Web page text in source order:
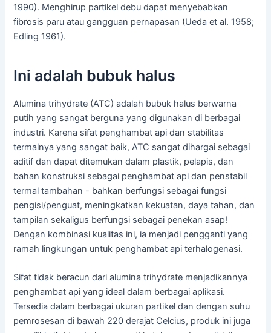
1990). Menghirup partikel debu dapat menyebabkan
fibrosis paru atau gangguan pernapasan (Ueda et al. 1958;
Edling 1961).
Ini adalah bubuk halus
Alumina trihydrate (ATC) adalah bubuk halus berwarna
putih yang sangat berguna yang digunakan di berbagai
industri. Karena sifat penghambat api dan stabilitas
termalnya yang sangat baik, ATC sangat dihargai sebagai
aditif dan dapat ditemukan dalam plastik, pelapis, dan
bahan konstruksi sebagai penghambat api dan penstabil
termal tambahan - bahkan berfungsi sebagai fungsi
pengisi/penguat, meningkatkan kekuatan, daya tahan, dan
tampilan sekaligus berfungsi sebagai penekan asap!
Dengan kombinasi kualitas ini, ia menjadi pengganti yang
ramah lingkungan untuk penghambat api terhalogenasi.
Sifat tidak beracun dari alumina trihydrate menjadikannya
penghambat api yang ideal dalam berbagai aplikasi.
Tersedia dalam berbagai ukuran partikel dan dengan suhu
pemrosesan di bawah 220 derajat Celcius, produk ini juga